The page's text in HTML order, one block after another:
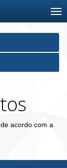
acordo com a